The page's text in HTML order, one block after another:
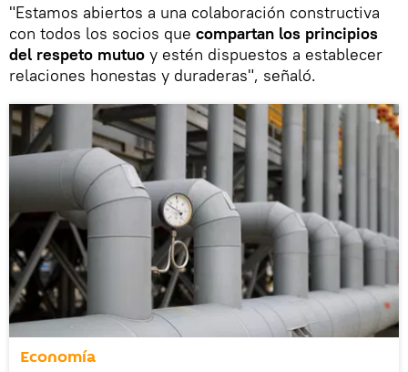
"Estamos abiertos a una colaboración constructiva
con todos los socios que compartan los principios
del respeto mutuo y estén dispuestos a establecer
relaciones honestas y duraderas", señaló.
Economía